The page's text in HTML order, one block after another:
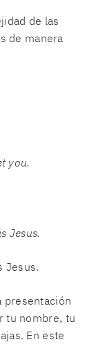
de las
de manera
you.
Jesus.
Jesus.
presentación
tu nombre, tu
En este